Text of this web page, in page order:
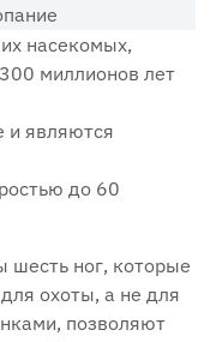
насекомых‚
миллионов лет
и являются
до 60
шесть ног‚ которые
охоты‚ а не для
позволяют